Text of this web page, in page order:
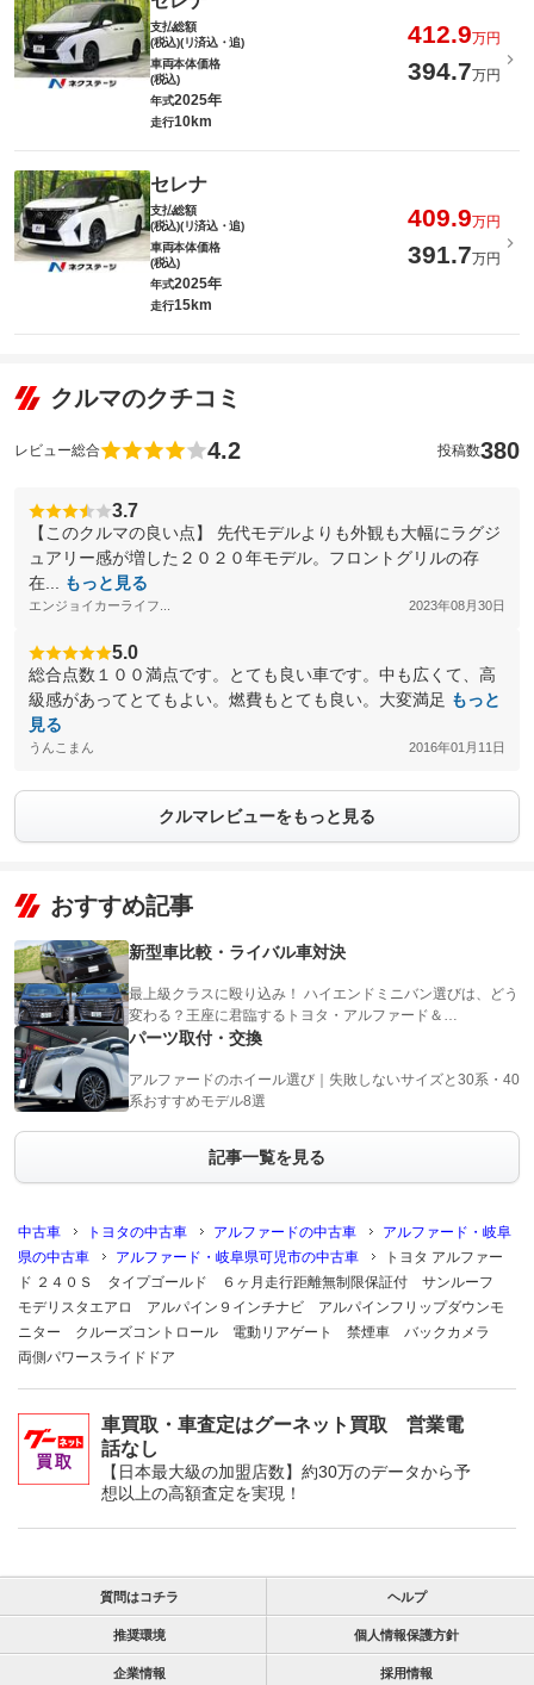
支払総額
(税込)(リ済込・追)
412.9万円
車両本体価格
(税込)
394.7万円
年式2025年
走行10km
セレナ
支払総額
(税込)(リ済込・追)
409.9万円
車両本体価格
(税込)
391.7万円
年式2025年
走行15km
クルマのクチコミ
レビュー総合 4.2 投稿数380
3.7
【このクルマの良い点】 先代モデルよりも外観も大幅にラグジ
ュアリー感が増した２０２０年モデル。フロントグリルの存
在...
もっと見る
エンジョイカーライフ... 2023年08月30日
5.0
総合点数１００満点です。とても良い車です。中も広くて、高
級感があってとてもよい。燃費もとても良い。大変満足 もっと
見る
うんこまん 2016年01月11日
クルマレビューをもっと見る
おすすめ記事
新型車比較・ライバル車対決
最上級クラスに殴り込み！ ハイエンドミニバン選びは、どう
変わる？王座に君臨するトヨタ・アルファード＆…
パーツ取付・交換
アルファードのホイール選び｜失敗しないサイズと30系・40
系おすすめモデル8選
記事一覧を見る
中古車 トヨタの中古車 アルファードの中古車
アルファード・岐阜
県の中古車
アルファード・岐阜県可児市の中古車
トヨタ アルファー
ド ２４０Ｓ タイプゴールド ６ヶ月走行距離無制限保証付 サンルーフ
モデリスタエアロ アルパイン９インチナビ アルパインフリップダウンモ
ニター クルーズコントロール 電動リアゲート 禁煙車 バックカメラ
両側パワースライドドア
車買取・車査定はグーネット買取 営業電
話なし
【日本最大級の加盟店数】約30万のデータから予
想以上の高額査定を実現！
質問はコチラ ヘルプ
推奨環境 個人情報保護方針
企業情報 採用情報